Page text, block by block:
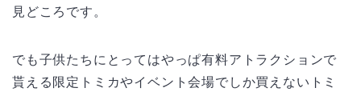
見どころです。
でも子供たちにとってはやっぱ有料アトラクションで
貰える限定トミカやイベント会場でしか買えないトミ